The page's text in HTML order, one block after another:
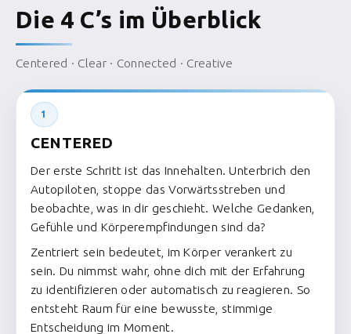
Die 4 C’s im Überblick
Centered · Clear · Connected · Creative
1
CENTERED
Der erste Schritt ist das Innehalten. Unterbrich den
Autopiloten, stoppe das Vorwärtsstreben und
beobachte, was in dir geschieht. Welche Gedanken,
Gefühle und Körperempfindungen sind da?
Zentriert sein bedeutet, im Körper verankert zu
sein. Du nimmst wahr, ohne dich mit der Erfahrung
zu identifizieren oder automatisch zu reagieren. So
entsteht Raum für eine bewusste, stimmige
Entscheidung im Moment.